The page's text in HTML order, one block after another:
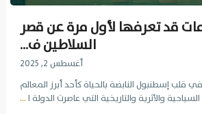
قد تعرفها لأول مرة عن قصر
السلاطين ف...
أغسطس 2, 2025
قلب إسطنبول النابضة بالحياة كأحد أبرز المعالم
السياحية والأثرية والتاريخية التي عاصرت الدولة ا...